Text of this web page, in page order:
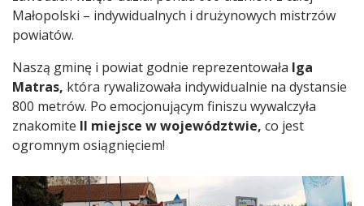
Małopolski – indywidualnych i drużynowych mistrzów
powiatów.
Naszą gminę i powiat godnie reprezentowała Iga
Matras, która rywalizowała indywidualnie na dystansie
800 metrów. Po emocjonującym finiszu wywalczyła
znakomite II miejsce w województwie, co jest
ogromnym osiągnięciem!